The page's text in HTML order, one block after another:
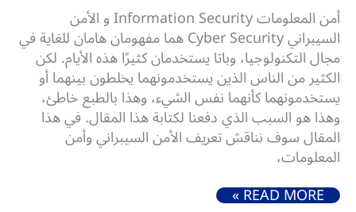
أمن المعلومات Information Security و الأمن
السيبراني Cyber Security هما مفهومان هامان للغاية في
مجال التكنولوجيا، وباتا يستخدمان كثيرًا هذه الأيام. لكن
الكثير من الناس الذين يستخدمونهما يخلطون بينهما أو
يستخدمونهما كأنهما نفس الشيء، وهذا بالطبع خاطئ،
وهذا هو السبب الذي دفعنا لكتابة هذا المقال. في هذا
المقال سوف نناقش تعريف الأمن السيبراني وأمن
المعلومات،
ما الفرق بين الأمن السيبراني وأمن المعلومات (شرح مبسط)
READ MORE »